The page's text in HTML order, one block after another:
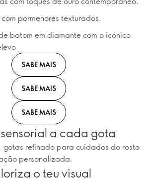
pormenores texturados.
batom em diamante com o icónico
SABE MAIS
SABE MAIS
SABE MAIS
a cada gota
refinado para cuidados do rosto
personalizada.
o teu visual